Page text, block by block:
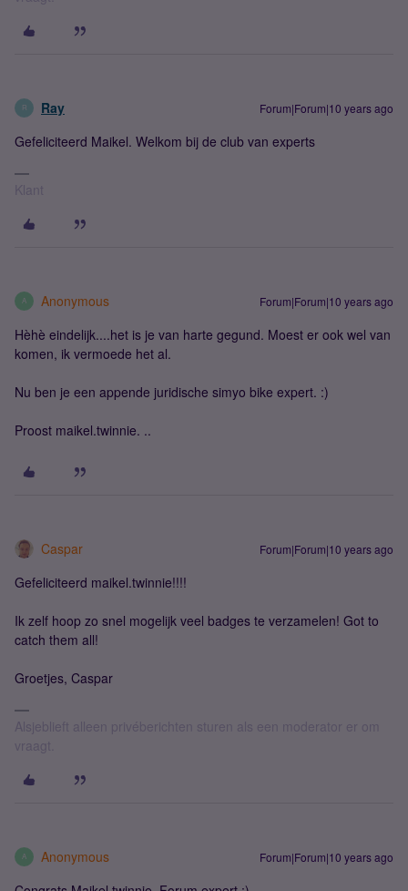
R Ray Forum|Forum|10 years ago
Gefeliciteerd Maikel. Welkom bij de club van experts
Klant
A Anonymous Forum|Forum|10 years ago
Hèhè eindelijk....het is je van harte gegund. Moest er ook wel van
komen, ik vermoede het al.
Nu ben je een appende juridische simyo bike expert. :)
Proost maikel.twinnie. ..
Caspar Forum|Forum|10 years ago
Gefeliciteerd maikel.twinnie!!!!
Ik zelf hoop zo snel mogelijk veel badges te verzamelen! Got to
catch them all!
Groetjes, Caspar
Alsjeblieft alleen privéberichten sturen als een moderator er om
vraagt.
A Anonymous Forum|Forum|10 years ago